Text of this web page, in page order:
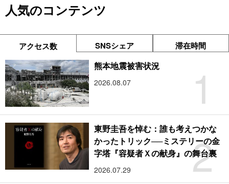
人気のコンテンツ
アクセス数 SNSシェア 滞在時間
1
熊本地震被害状況
2026.08.07
2
東野圭吾を悼む：誰も考えつかな
かったトリック──ミステリーの金
字塔『容疑者Ｘの献身』の舞台裏
2026.07.29